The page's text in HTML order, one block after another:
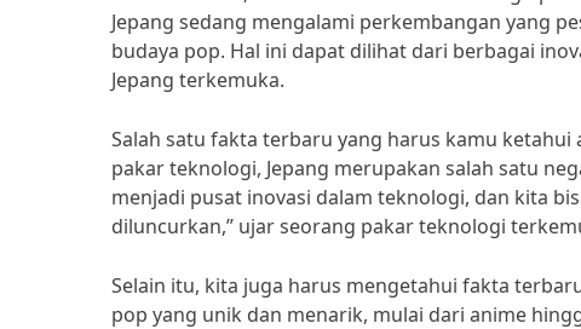
Jepang sedang mengalami perkembangan yang
budaya pop. Hal ini dapat dilihat dari berbagai
Jepang terkemuka.
Salah satu fakta terbaru yang harus kamu
pakar teknologi, Jepang merupakan salah satu
menjadi pusat inovasi dalam teknologi, dan kita
diluncurkan,” ujar seorang pakar teknologi
Selain itu, kita juga harus mengetahui fakta
pop yang unik dan menarik, mulai dari anime